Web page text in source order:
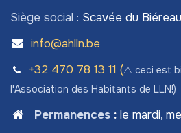
Siège social : Scavée du
info@ahlln.be
+32 470 78​ 13 11 (⚠️ ceci est
l'Association des Habitants de LLN!)
Permanences: le mardi,